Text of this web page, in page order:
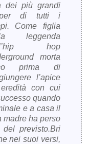
dei più grandi
di tutti i
Come figlia
leggenda
hop
morta
prima di
l’apice
con cui
quando
e a casa il
madre ha perso
previsto.Bri
nei suoi versi,